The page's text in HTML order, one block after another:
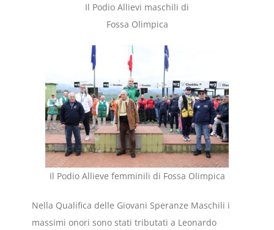
Il Podio Allievi maschili di
Fossa Olimpica
Il Podio Allieve femminili di Fossa Olimpica
Nella Qualifica delle Giovani Speranze Maschili i
massimi onori sono stati tributati a Leonardo